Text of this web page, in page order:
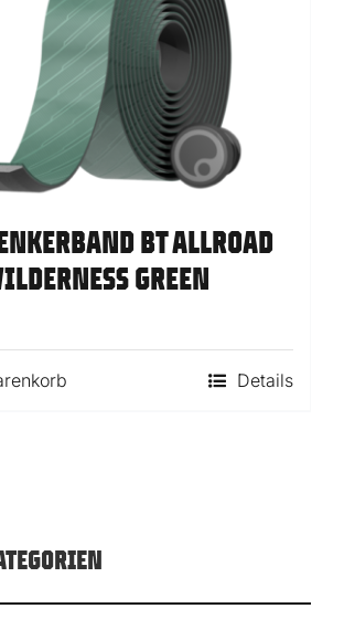
BT ALLROAD
GREEN
Details